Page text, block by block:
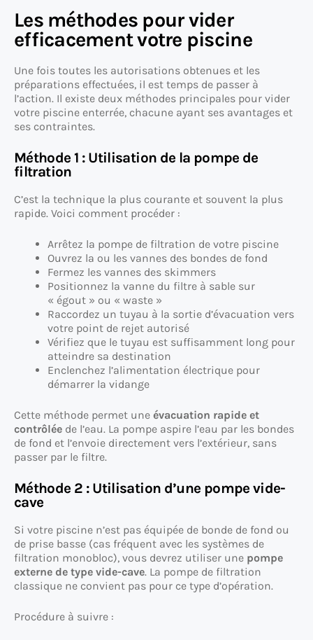
Les méthodes pour vider
efficacement votre piscine
Une fois toutes les autorisations obtenues et les
préparations effectuées, il est temps de passer à
l’action. Il existe deux méthodes principales pour vider
votre piscine enterrée, chacune ayant ses avantages et
ses contraintes.
Méthode 1 : Utilisation de la pompe de
filtration
C’est la technique la plus courante et souvent la plus
rapide. Voici comment procéder :
Arrêtez la pompe de filtration de votre piscine
Ouvrez la ou les vannes des bondes de fond
Fermez les vannes des skimmers
Positionnez la vanne du filtre à sable sur
« égout » ou « waste »
Raccordez un tuyau à la sortie d’évacuation vers
votre point de rejet autorisé
Vérifiez que le tuyau est suffisamment long pour
atteindre sa destination
Enclenchez l’alimentation électrique pour
démarrer la vidange
Cette méthode permet une évacuation rapide et
contrôlée de l’eau. La pompe aspire l’eau par les bondes
de fond et l’envoie directement vers l’extérieur, sans
passer par le filtre.
Méthode 2 : Utilisation d’une pompe vide-
cave
Si votre piscine n’est pas équipée de bonde de fond ou
de prise basse (cas fréquent avec les systèmes de
filtration monobloc), vous devrez utiliser une pompe
externe de type vide-cave. La pompe de filtration
classique ne convient pas pour ce type d’opération.
Procédure à suivre :